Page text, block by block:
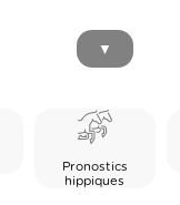
▼
Pronostics
hippiques